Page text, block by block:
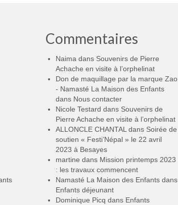
Commentaires
Naima dans Souvenirs de Pierre
Achache en visite à l’orphelinat
Don de maquillage par la marque Zao
- Namasté La Maison des Enfants
dans Nous contacter
Nicole Testard dans Souvenirs de
Pierre Achache en visite à l’orphelinat
ALLONCLE CHANTAL dans Soirée de
soutien « Festi’Népal » le 22 avril
2023 à Besayes
martine dans Mission printemps 2023
: les travaux commencent
Namasté La Maison des Enfants dans
Enfants déjeunant
Dominique Picq dans Enfants